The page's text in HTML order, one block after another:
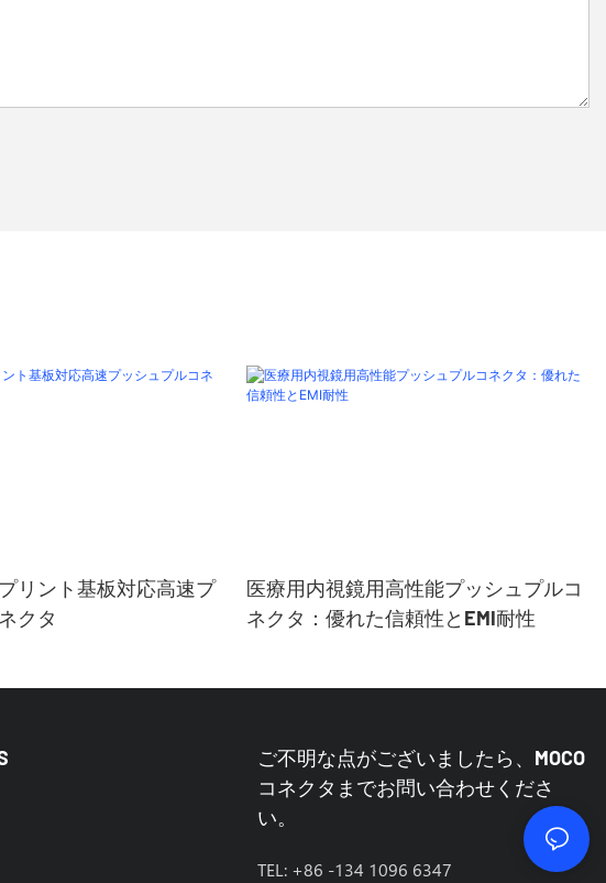
リント基板対応高速プ
クタ
医療用内視鏡用高性能プッシュプルコ
ネクタ：優れた信頼性とEMI耐性
ご不明な点がございましたら、MOCO
コネクタまでお問い合わせくださ
い。
TEL: +86 -134 1096 6347